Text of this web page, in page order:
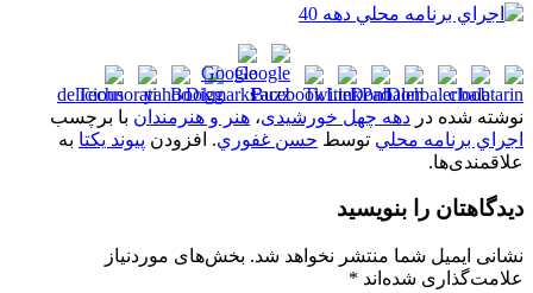
نوشته شده در دهه چهل خورشیدی، هنر و هنرمندان با برچسب
اجراي برنامه محلي توسط حسن غفوري. افزودن پیوند یکتا به
علاقمندی‌ها.
دیدگاهتان را بنویسید
نشانی ایمیل شما منتشر نخواهد شد. بخش‌های موردنیاز
علامت‌گذاری شده‌اند *